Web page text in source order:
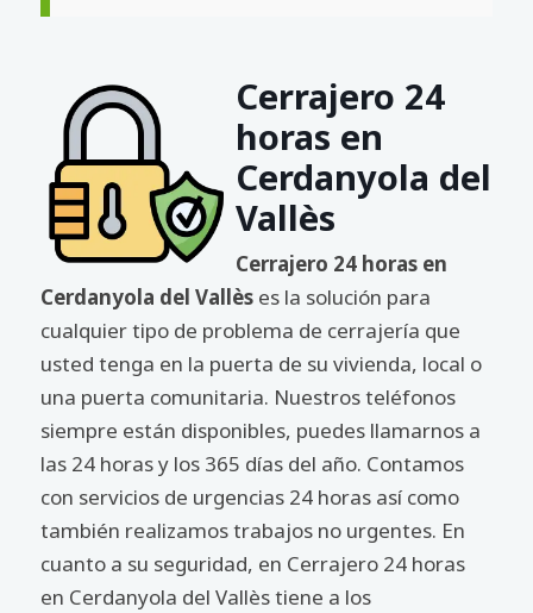
Cerrajero 24
horas en
Cerdanyola del
Vallès
Cerrajero 24 horas en
Cerdanyola del Vallès es la solución para
cualquier tipo de problema de cerrajería que
usted tenga en la puerta de su vivienda, local o
una puerta comunitaria. Nuestros teléfonos
siempre están disponibles, puedes llamarnos a
las 24 horas y los 365 días del año. Contamos
con servicios de urgencias 24 horas así como
también realizamos trabajos no urgentes. En
cuanto a su seguridad, en Cerrajero 24 horas
en Cerdanyola del Vallès tiene a los